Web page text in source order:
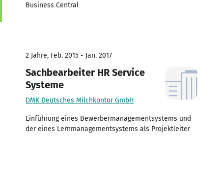
Business Central
2 Jahre, Feb. 2015 - Jan. 2017
Sachbearbeiter HR Service
Systeme
DMK Deutsches Milchkontor GmbH
Einführung eines Bewerbermanagementsystems und
der eines Lernmanagementsystems als Projektleiter